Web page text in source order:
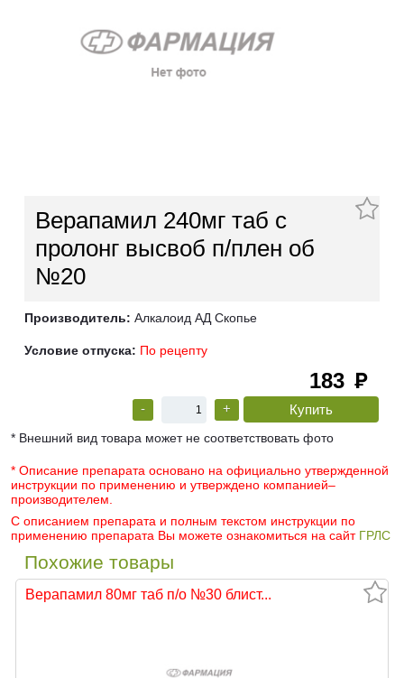
Верапамил 240мг таб с
пролонг высвоб п/плен об
№20
Производитель: Алкалоид АД Скопье
Условие отпуска: По рецепту
183 руб
- +
* Внешний вид товара может не соответствовать фото
* Описание препарата основано на официально утвержденной
инструкции по применению и утверждено компанией–
производителем.
С описанием препарата и полным текстом инструкции по
применению препарата Вы можете ознакомиться на сайт ГРЛС
Похожие товары
Верапамил 80мг таб п/о №30 блист...